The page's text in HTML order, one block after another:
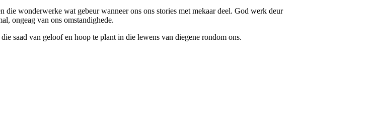
wonderwerke wat gebeur wanneer ons ons stories met mekaar deel. God werk deur
ongeag van ons omstandighede.
saad van geloof en hoop te plant in die lewens van diegene rondom ons.